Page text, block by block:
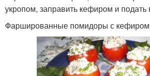
укропом, заправить кефиром и подать
Фаршированные помидоры с кефиром